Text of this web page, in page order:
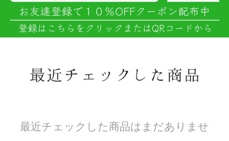
最近チェックした商品はまだありませ